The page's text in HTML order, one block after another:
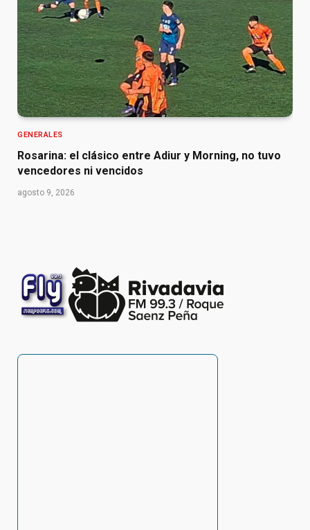
GENERALES
Rosarina: el clásico entre Adiur y Morning, no tuvo
vencedores ni vencidos
agosto 9, 2026